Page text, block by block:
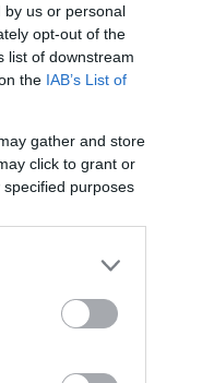
by us or personal
opt-out of the
list of downstream
the IAB’s List of
gather and store
click to grant or
purposes